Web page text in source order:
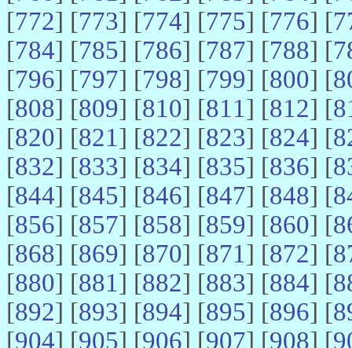
[772] [773] [774] [775] [776] [
[784] [785] [786] [787] [788] [
[796] [797] [798] [799] [800] [
[808] [809] [810] [811] [812] [
[820] [821] [822] [823] [824] [
[832] [833] [834] [835] [836] [
[844] [845] [846] [847] [848] [
[856] [857] [858] [859] [860] [
[868] [869] [870] [871] [872] [
[880] [881] [882] [883] [884] [
[892] [893] [894] [895] [896] [
[904] [905] [906] [907] [908] [